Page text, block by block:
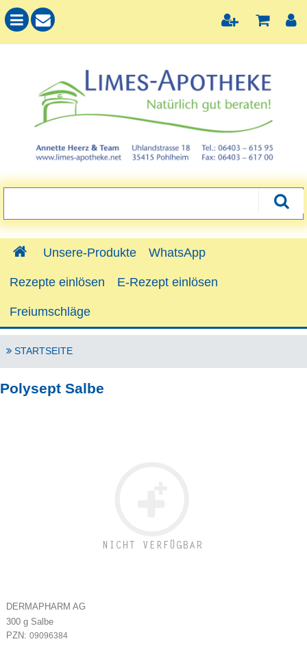
Unsere-Produkte WhatsApp
Rezepte einlösen E-Rezept einlösen
Freiumschläge
STARTSEITE
Polysept Salbe
DERMAPHARM AG
300g Salbe
PZN: 09096384